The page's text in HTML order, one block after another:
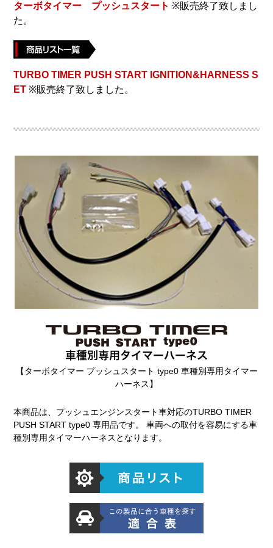
ターボタイマー プッシュスタート ※販売終了致しまし
た。
TURBO TIMER PUSH START IGNITION&HARNESS S
ET ※販売終了致しました。
【ターボタイマー プッシュスタート type0 車種別専用タイマー
ハーネス】
本商品は、プッシュエンジンスタート車対応のTURBO TIMER
PUSH START type0 専用品です。 車両への取付を容易にする車
種別専用タイマーハーネスとなります。